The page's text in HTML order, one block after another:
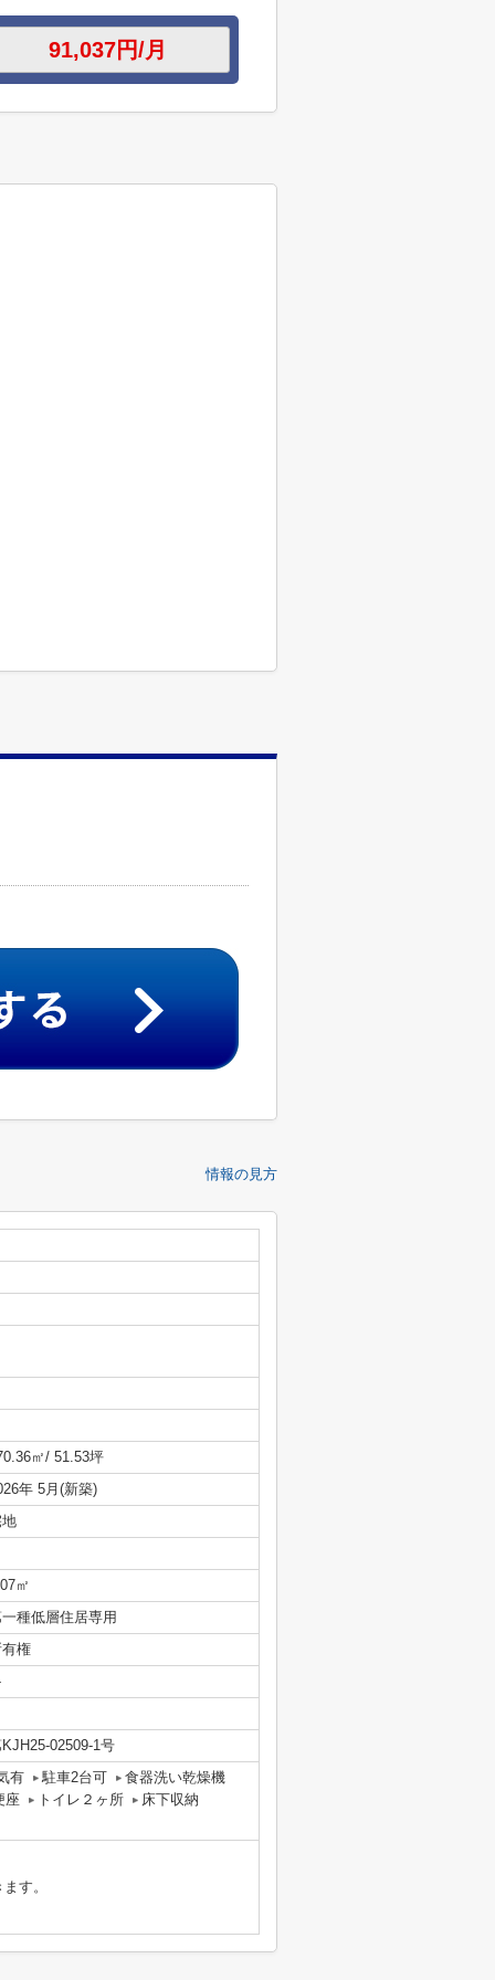
情報の見方
㎡/ 51.53坪
年 5月(新築)
㎡
種低層住居専用
権
02509-1号
有
駐車2台可
食器洗い乾燥機
座
トイレ２ヶ所 床下収納
す。